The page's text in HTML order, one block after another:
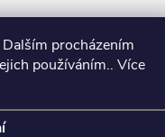
procházením
používáním.. Více